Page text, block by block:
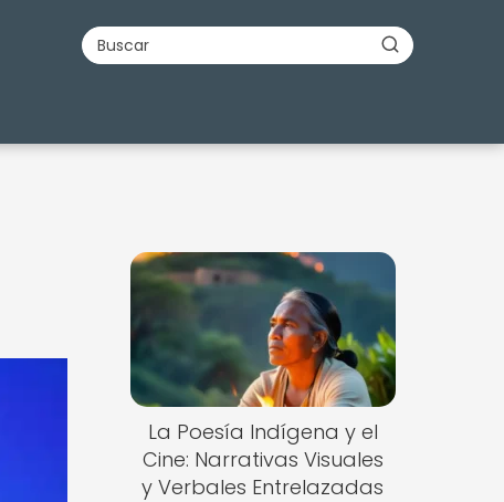
La Poesía Indígena y el
Cine: Narrativas Visuales
y Verbales Entrelazadas